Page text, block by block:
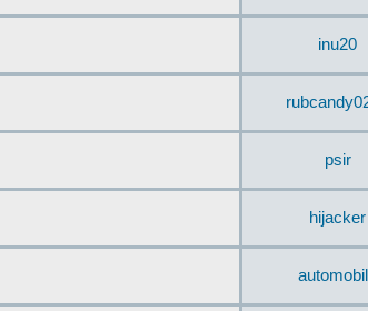
inu20
psir
hijacker